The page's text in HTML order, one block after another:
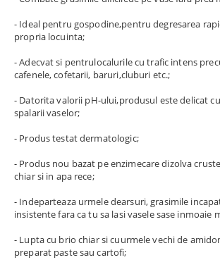
- Ideal pentru gospodine,pentru degresarea
propria locuinta;
- Adecvat si pentrulocalurile cu trafic intens
cafenele, cofetarii, baruri,cluburi etc.;
- Datorita valorii pH-ului,produsul este delicat
spalarii vaselor;
- Produs testat dermatologic;
- Produs nou bazat pe enzimecare dizolva
chiar si in apa rece;
- Indeparteaza urmele dearsuri, grasimile
insistente fara ca tu sa lasi vasele sase inmoaie
- Lupta cu brio chiar si cuurmele vechi de
preparat paste sau cartofi;